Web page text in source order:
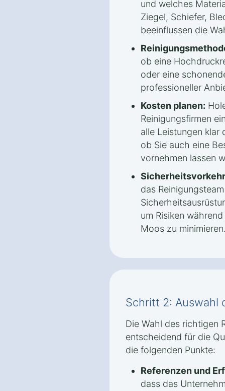
und welches
Ziegel, Schiefer,
beeinflussen die
ob eine
oder eine
professioneller
Kosten planen:
Reinigungsfirmen
alle Leistungen klar
ob Sie auch eine
vornehmen lassen
das
um Risiken
Moos zu
Schritt 2: Auswahl
Die Wahl des richtigen
entscheidend für die
die folgenden Punkte:
Referenzen und
dass das